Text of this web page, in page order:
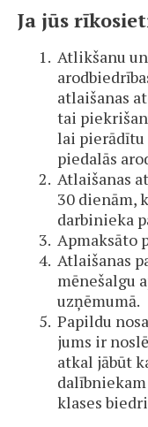
Ja jūs
Atlikšanu
atlaišanas
tai
lai pierādītu
piedalās
Atlaišanas
30 dienām,
darbinieka
Apmaksāto
Atlaišanas
mēnešalgu
uzņēmumā.
Papildu
jums ir
atkal jābūt
klases